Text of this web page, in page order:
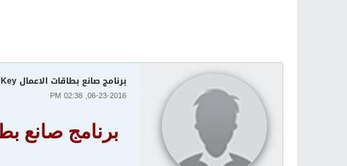
برنامج صانع بطاقات الاعمال AMS Software Business Card Maker 9.0 + Key
06-23-2016, 02:38 PM